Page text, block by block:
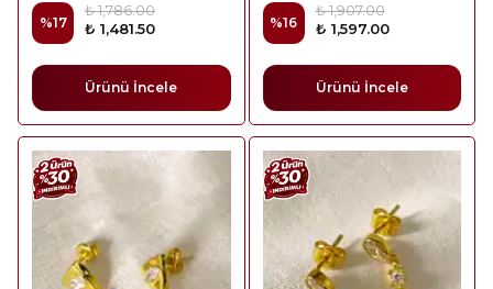
%17
₺ 1,786.00
₺ 1,481.50
Ürünü İncele
%16
₺ 1,907.00
₺ 1,597.00
Ürünü İncele